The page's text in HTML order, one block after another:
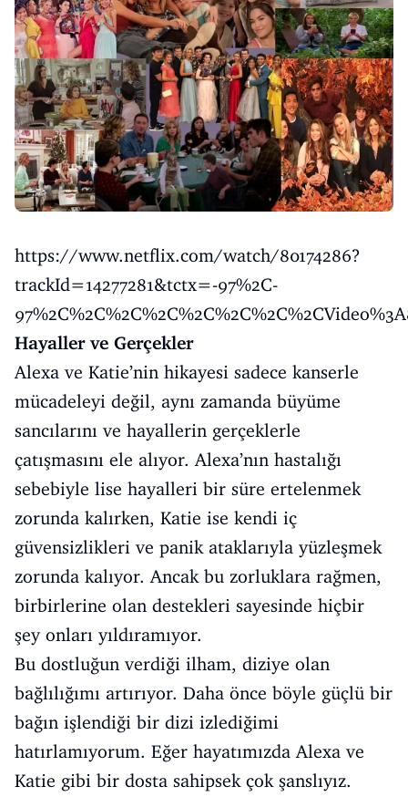
https://www.netflix.com/watch/80174286?
trackId=14277281&tctx=-97%2C-
Hayaller ve Gerçekler
Alexa ve Katie’nin hikayesi sadece kanserle
mücadeleyi değil, aynı zamanda büyüme
sancılarını ve hayallerin gerçeklerle
çatışmasını ele alıyor. Alexa’nın hastalığı
sebebiyle lise hayalleri bir süre ertelenmek
zorunda kalırken, Katie ise kendi iç
güvensizlikleri ve panik ataklarıyla yüzleşmek
zorunda kalıyor. Ancak bu zorluklara rağmen,
birbirlerine olan destekleri sayesinde hiçbir
şey onları yıldıramıyor.
Bu dostluğun verdiği ilham, diziye olan
bağlılığımı artırıyor. Daha önce böyle güçlü bir
bağın işlendiği bir dizi izlediğimi
hatırlamıyorum. Eğer hayatımızda Alexa ve
Katie gibi bir dosta sahipsek çok şanslıyız.